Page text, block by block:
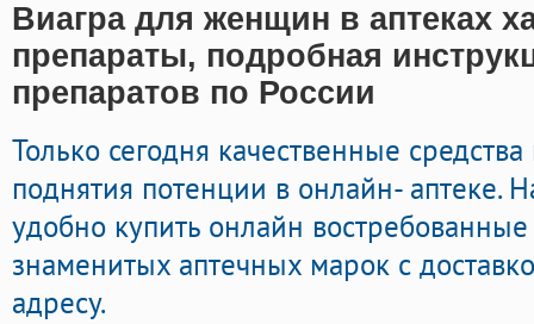
Виагра для женщин в аптеках
препараты, подробная
препаратов по России
Только сегодня качественные
поднятия потенции в онлайн- аптеке.
удобно купить онлайн
знаменитых аптечных марок с
адресу.